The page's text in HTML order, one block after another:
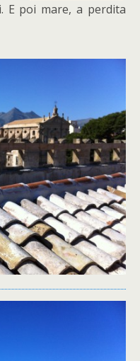
E poi mare, a perdita